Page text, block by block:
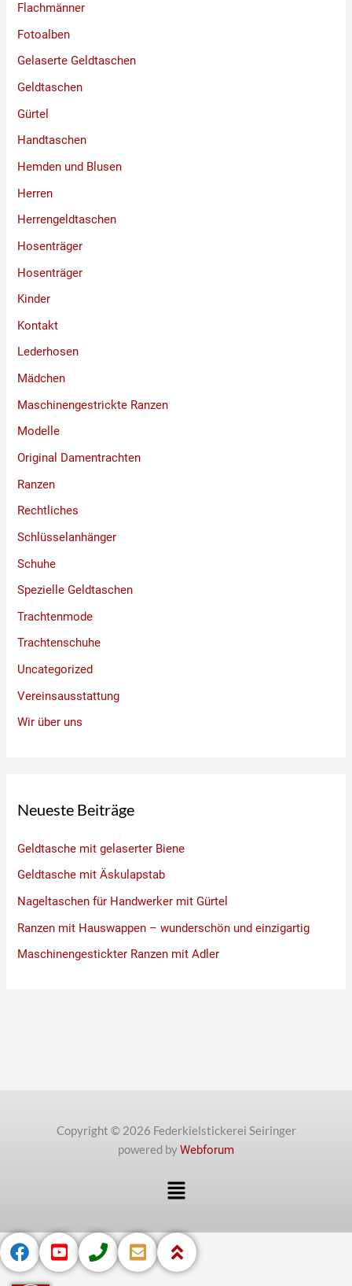
Flachmänner
Fotoalben
Gelaserte Geldtaschen
Geldtaschen
Gürtel
Handtaschen
Hemden und Blusen
Herren
Herrengeldtaschen
Hosenträger
Hosenträger
Kinder
Kontakt
Lederhosen
Mädchen
Maschinengestrickte Ranzen
Modelle
Original Damentrachten
Ranzen
Rechtliches
Schlüsselanhänger
Schuhe
Spezielle Geldtaschen
Trachtenmode
Trachtenschuhe
Uncategorized
Vereinsausstattung
Wir über uns
Neueste Beiträge
Geldtasche mit gelaserter Biene
Geldtasche mit Äskulapstab
Nageltaschen für Handwerker mit Gürtel
Ranzen mit Hauswappen – wunderschön und einzigartig
Maschinengestickter Ranzen mit Adler
Copyright © 2026 Federkielstickerei Seiringer
powered byWebforum
Menü